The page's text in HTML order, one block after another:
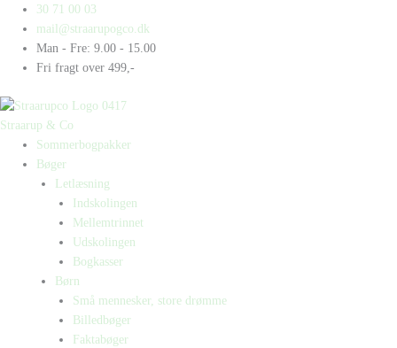
indholdet
30 71 00 03
mail@straarupogco.dk
Man - Fre: 9.00 - 15.00
Fri fragt over 499,-
Straarup & Co
Sommerbogpakker
Bøger
Letlæsning
Indskolingen
Mellemtrinnet
Udskolingen
Bogkasser
Børn
Små mennesker, store drømme
Billedbøger
Faktabøger
Products
search
Products
search
Batman